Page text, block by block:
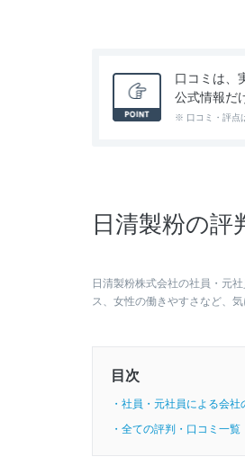
口コミは、
公式情報だ
※ 口コミ・評点
日清製粉の評
日清製粉株式会社の社員・元
ス、女性の働きやすさなど、
目次
・社員・元社員による会社
・全ての評判・口コミ一覧